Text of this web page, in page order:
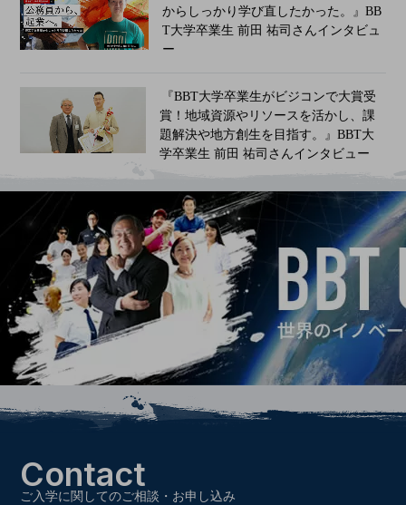
からしっかり学び直したかった。』BB
T大学卒業生 前田 祐司さんインタビュ
ー
『BBT大学卒業生がビジコンで大賞受
賞！地域資源やリソースを活かし、課
題解決や地方創生を目指す。』BBT大
学卒業生 前田 祐司さんインタビュー
Contact
ご入学に関してのご相談・お申し込み